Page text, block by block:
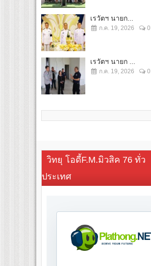
เรวัตฯ นายก...
ก.ค. 19, 2026 0
เรวัตฯ นายก ...
ก.ค. 19, 2026 0
วิทยุ โอดี้F.M.มิวสิค 76 ทั่ว
ประเทศ